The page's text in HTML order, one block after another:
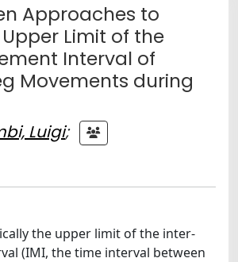
Approaches to
Limit of the
Interval of
Movements during
Luigi;
the upper limit of the inter-
(IMI, the time interval between